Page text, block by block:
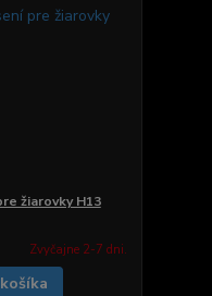
žiarovky H13
Zvyčajne 2-7 dni.